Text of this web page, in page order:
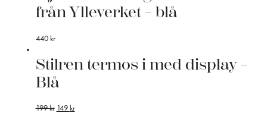
från Ylleverket – blå
440kr
Stilren termos i med display –
Blå
199kr 149kr